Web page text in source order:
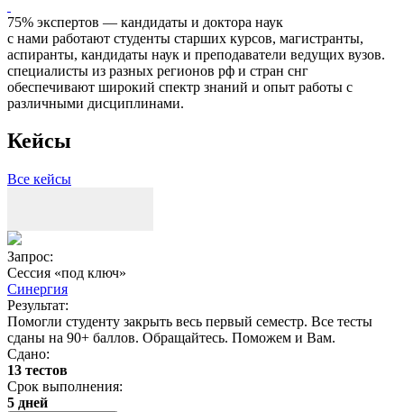
75% экспертов — кандидаты и доктора наук
с нами работают студенты старших курсов, магистранты,
аспиранты, кандидаты наук и преподаватели ведущих вузов.
специалисты из разных регионов рф и стран снг
обеспечивают широкий спектр знаний и опыт работы с
различными дисциплинами.
Кейсы
Все кейсы
Запрос:
Сессия «под ключ»
Синергия
Результат:
Помогли студенту закрыть весь первый семестр. Все тесты
сданы на 90+ баллов. Обращайтесь. Поможем и Вам.
Сдано:
13 тестов
Срок выполнения:
5 дней